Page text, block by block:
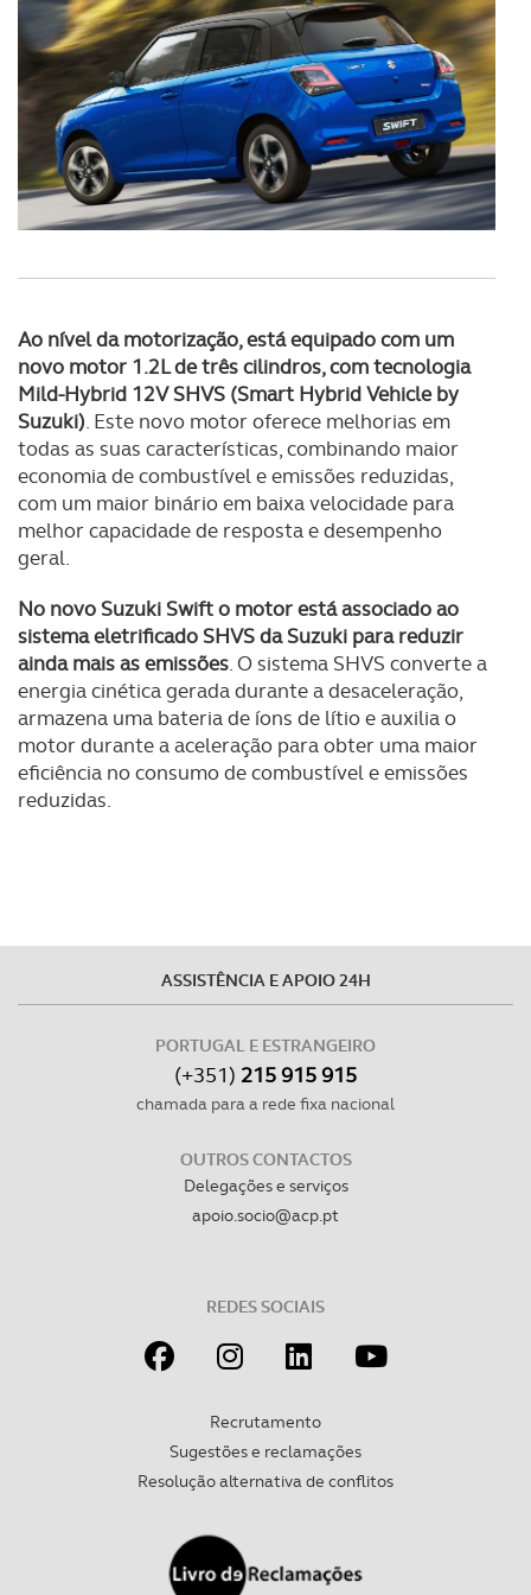
necessário no contexto dos serviços a prestar.
Realçamos que o bloqueio de certo tipo de Cookies e
tecnologias similares pode ter impacto na sua
experiência de navegação no Website e nos serviços
disponibilizados.
Consulte a política de cookies do site.
Ao nível da motorização, está equipado com um
novo motor 1.2L de três cilindros, com tecnologia
Mild-Hybrid 12V SHVS (Smart Hybrid Vehicle by
Suzuki). Este novo motor oferece melhorias em
todas as suas características, combinando maior
economia de combustível e emissões reduzidas,
com um maior binário em baixa velocidade para
melhor capacidade de resposta e desempenho
geral.
No novo Suzuki Swift o motor está associado ao
sistema eletrificado SHVS da Suzuki para reduzir
ainda mais as emissões. O sistema SHVS converte a
energia cinética gerada durante a desaceleração,
armazena uma bateria de íons de lítio e auxilia o
motor durante a aceleração para obter uma maior
eficiência no consumo de combustível e emissões
reduzidas.
ASSISTÊNCIA E APOIO 24H
PORTUGAL E ESTRANGEIRO
(+351) 215 915 915
chamada para a rede fixa nacional
OUTROS CONTACTOS
Delegações e serviços
apoio.socio@acp.pt
REDES SOCIAIS
Recrutamento
Sugestões e reclamações
Resolução alternativa de conflitos